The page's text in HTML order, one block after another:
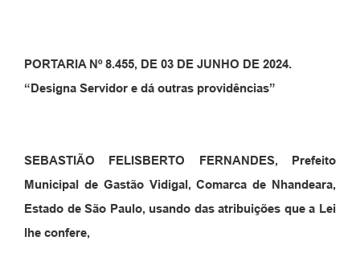
PORTARIA Nº 8.455, DE 03 DE JUNHO DE 2024.
“Designa Servidor e dá outras providências”
SEBASTIÃO FELISBERTO FERNANDES, Prefeito
Municipal de Gastão Vidigal, Comarca de Nhandeara,
Estado de São Paulo, usando das atribuições que a Lei
lhe confere,